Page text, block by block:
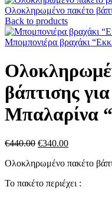
Ολοκληρωμένο πακέτο
Back to products
Μπομπονιέρα βραχάκι
βάπτισης
Μπαλαρίνα “
€440.00 Original
was:
€340.00Η
τιμή
€340.00.
Ολοκληρωμένο πακέτο
Το πακέτο περιέχει :